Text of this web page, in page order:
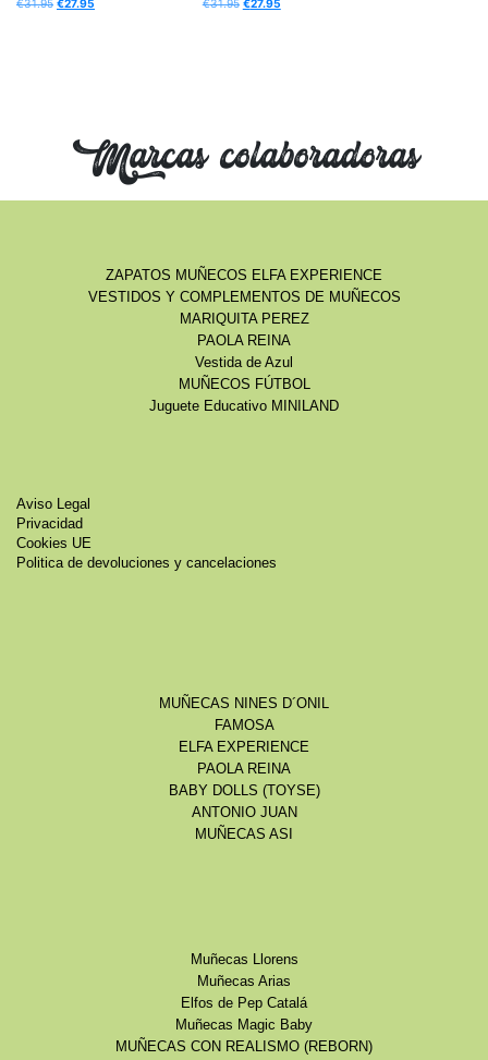
€31.95 €27.95 €31.95 €27.95
Marcas colaboradoras
ZAPATOS MUÑECOS ELFA EXPERIENCE
VESTIDOS Y COMPLEMENTOS DE MUÑECOS
MARIQUITA PEREZ
PAOLA REINA
Vestida de Azul
MUÑECOS FÚTBOL
Juguete Educativo MINILAND
Aviso Legal
Privacidad
Cookies UE
Politica de devoluciones y cancelaciones
MUÑECAS NINES D´ONIL
FAMOSA
ELFA EXPERIENCE
PAOLA REINA
BABY DOLLS (TOYSE)
ANTONIO JUAN
MUÑECAS ASI
Muñecas Llorens
Muñecas Arias
Elfos de Pep Catalá
Muñecas Magic Baby
MUÑECAS CON REALISMO (REBORN)